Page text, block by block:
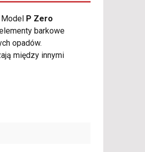
P Zero
barkowe
opadów.
między innymi